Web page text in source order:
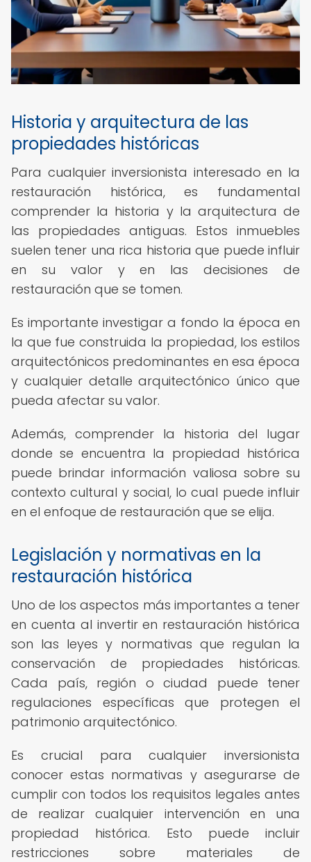
Historia y arquitectura de las
propiedades históricas
Para cualquier inversionista interesado en la
restauración histórica, es fundamental
comprender la historia y la arquitectura de
las propiedades antiguas. Estos inmuebles
suelen tener una rica historia que puede influir
en su valor y en las decisiones de
restauración que se tomen.
Es importante investigar a fondo la época en
la que fue construida la propiedad, los estilos
arquitectónicos predominantes en esa época
y cualquier detalle arquitectónico único que
pueda afectar su valor.
Además, comprender la historia del lugar
donde se encuentra la propiedad histórica
puede brindar información valiosa sobre su
contexto cultural y social, lo cual puede influir
en el enfoque de restauración que se elija.
Legislación y normativas en la
restauración histórica
Uno de los aspectos más importantes a tener
en cuenta al invertir en restauración histórica
son las leyes y normativas que regulan la
conservación de propiedades históricas.
Cada país, región o ciudad puede tener
regulaciones específicas que protegen el
patrimonio arquitectónico.
Es crucial para cualquier inversionista
conocer estas normativas y asegurarse de
cumplir con todos los requisitos legales antes
de realizar cualquier intervención en una
propiedad histórica. Esto puede incluir
restricciones sobre materiales de